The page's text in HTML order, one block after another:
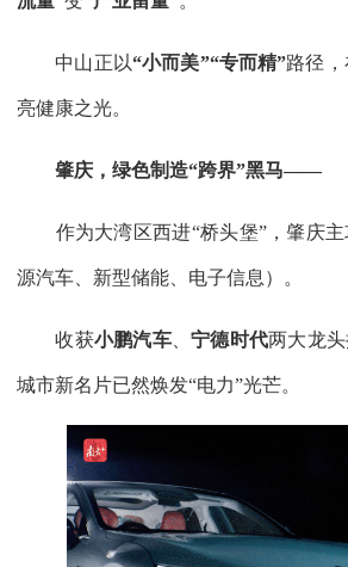
中山正以“小而美”“专而精”路径
亮健康之光。
肇庆，绿色制造“跨界”黑马——
作为大湾区西进“桥头堡”，肇庆主
源汽车、新型储能、电子信息）。
收获小鹏汽车、宁德时代两大龙
城市新名片已然焕发“电力”光芒。